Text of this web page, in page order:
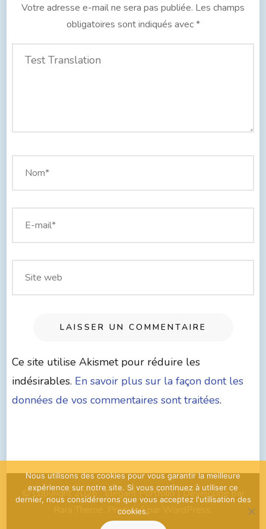
Votre adresse e-mail ne sera pas publiée. Les champs
obligatoires sont indiqués avec*
Ce site utilise Akismet pour réduire les
indésirables. En savoir plus sur la façon dont les
données de vos commentaires sont traitées.
© Copyright 2026. Elegant Portfolio | Développé par
. Propulsé par
Nous utilisons des cookies pour vous garantir la meilleure
expérience sur notre site. Si vous continuez à utiliser ce
dernier, nous considérerons que vous acceptez l'utilisation des
cookies.